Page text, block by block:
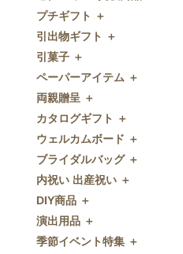
ゼクシィnet掲載商品
プチギフト ＋
プチギフト
ウェルカムプチギフト
アメニティ
キャンディー・金平糖
クッキー
スプーン
チョコレート
ディズニー
ドラジェ
プチタオル
席札立て
引出物ギフト ＋
引出物ギフト
グラス
タオル・石鹸・名披露目
ディズニーギフト
今治タオル
引出物セット
和食器
名入れ贈呈品
特選ギフト
珈琲・紅茶
引菓子 ＋
引菓子
バウムクーヘン
洋菓子
和菓子
FLAVOR
ペーパーアイテム ＋
ペーパーアイテム
招待状
席次表
席札
付箋・メッセージカード
印刷代行
ディズニーシリーズ
両親贈呈 ＋
両親贈呈
ディズニーウェイトドール
ウェイトベア
子育て卒業証書
クロックギフト
カタログギフト ＋
カタログギフト
OCEAN&TERRE GOURMET
SHIKISAI ONE
Grace
ウェルカムボード ＋
ウェルカムボード
カラーステンドグラス調
ガラス
フラワータイプ
ペンダントクロック
ブライダルバッグ ＋
ブライダルバッグ
内祝い 出産祝い ＋
内祝い 出産祝い
DIY商品 ＋
DIY商品
演出用品 ＋
演出用品
季節イベント特集 ＋